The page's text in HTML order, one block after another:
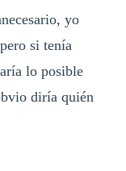
yo
si tenía
lo posible
diría quién